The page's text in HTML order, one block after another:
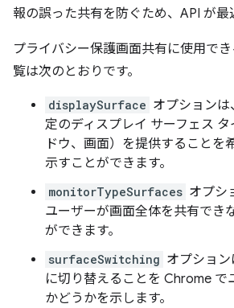
報の誤った共有を防ぐため、API が最
プライバシー保護画面共有に使用で
覧は次のとおりです。
displaySurface オプション
定のディスプレイ サーフェス
ドウ、画面）を提供することを
示すことができます。
monitorTypeSurfaces オプシ
ユーザーが画面全体を共有でき
ができます。
surfaceSwitching オプショ
に切り替えることを Chrome で
かどうかを示します。